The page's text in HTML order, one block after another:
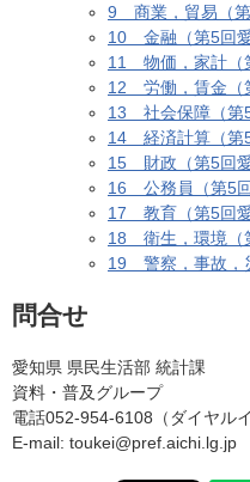
9 商業，貿易（第
10 金融（第5回愛
11 物価，家計（
12 労働，賃金（
13 社会保障（第5
14 経済計算（第5
15 財政（第5回愛
16 公務員（第5回
17 教育（第5回愛
18 衛生，環境（
19 警察，事故，
問合せ
愛知県 県民生活部 統計課
資料・普及グループ
電話052-954-6108（ダイヤルイ
E-mail: toukei@pref.aichi.lg.jp